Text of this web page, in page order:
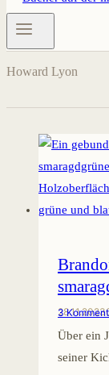
Howard Lyon
28.11.2023
3
Über ein
seiner